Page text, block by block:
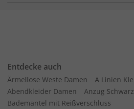
Entdecke auch
Ärmellose Weste Damen
A Linien
Abendkleider Damen
Anzug Schwarz
Bademantel mit Reißverschluss